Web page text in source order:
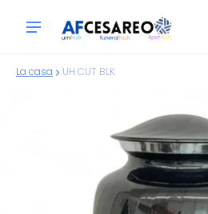
La casa UH CUT BLK